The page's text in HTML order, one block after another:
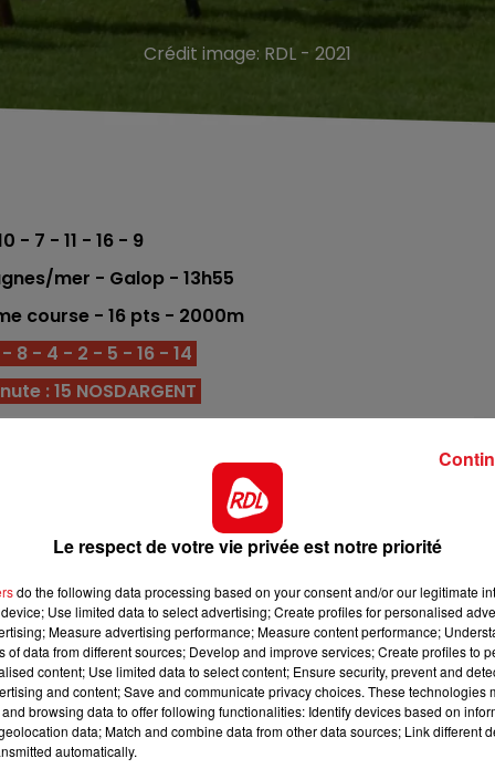
Crédit image: RDL - 2021
- 7 - 11 - 16 - 9
mer - Galop - 13h55
course - 16 pts - 2000m
- 8 - 4 - 2 - 5 - 16 - 14
: 15 NOSDARGENT
à une valeur sur laquelle il s'est imposé sur ce
une aubaine pour lui de renouer avec le succès.nier
année 2024 avec 4 victoires dans les handicaps.
servir sur cette piste, afin de réaliser une bonne
il se trouve bien placé dans les stalles et le
supplémentaire pour terminer dans les 3.
il ne faut malgré tout pas le condamner sur sa
plus relevés, il est à reprendre au plus haut.
au mieux de sa forme, et a remporté le quinté
Il va falloir gérer le 16 dans les boîtes.
Le respect de votre vie privée est notre priorité
do the following data processing based on your consent and/or our legitimate
Use limited data to select advertising; Create profiles for personalised
Measure advertising performance; Measure content performance;
of data from different sources; Develop and improve services; Create profiles to
content; Use limited data to select content; Ensure security, prevent and
and content; Save and communicate privacy choices. These technologies
browsing data to offer following functionalities: Identify devices based on
data; Match and combine data from other data sources; Link different
automatically.